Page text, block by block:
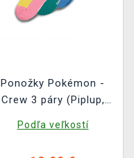
Ponožky Pokémon -
Crew 3 páry (Piplup,
Podľa veľkostí